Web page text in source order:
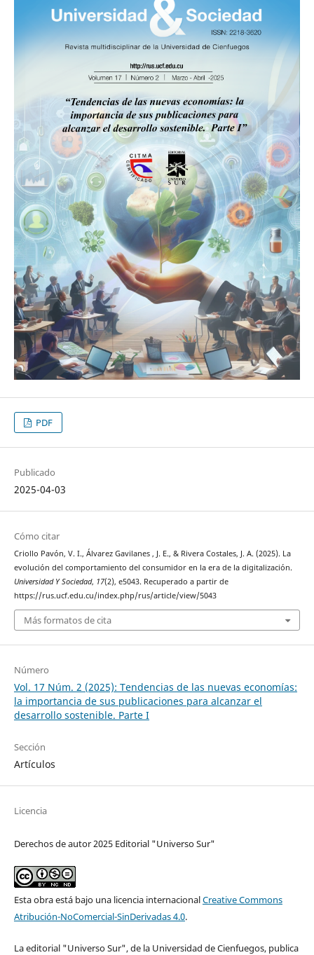
PDF
Publicado
2025-04-03
Cómo citar
Criollo Pavón, V. I., Álvarez Gavilanes , J. E., & Rivera Costales, J. A. (2025). La
evolución del comportamiento del consumidor en la era de la digitalización.
Universidad Y Sociedad, 17(2), e5043. Recuperado a partir de
https://rus.ucf.edu.cu/index.php/rus/article/view/5043
Más formatos de cita
Número
Vol. 17 Núm. 2 (2025): Tendencias de las nuevas economías:
la importancia de sus publicaciones para alcanzar el
desarrollo sostenible. Parte I
Sección
Artículos
Licencia
Derechos de autor 2025 Editorial "Universo Sur"
Esta obra está bajo una licencia internacionalCreative Commons
Atribución-NoComercial-SinDerivadas 4.0.
La editorial "Universo Sur", de la Universidad de Cienfuegos, publica